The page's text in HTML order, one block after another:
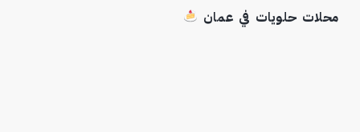
محلات حلويات في عمان